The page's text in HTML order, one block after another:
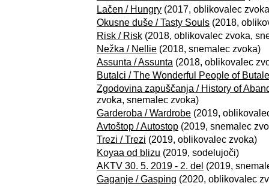
Lačen / Hungry (2017, oblikovalec
Okusne duše / Tasty Souls (2018,
Risk / Risk (2018, oblikovalec zvoka,
Nežka / Nellie (2018, snemalec zvoka)
Assunta / Assunta (2018, oblikovalec
Butalci / The Wonderful People of Butale
Zgodovina zapuščanja / History of
zvoka, snemalec zvoka)
Garderoba / Wardrobe (2019,
Avtoštop / Autostop (2019, snemalec
Trezi / Trezi (2019, oblikovalec zvoka)
Koyaa od blizu (2019, sodelujoči)
AKTV 30. 5. 2019 - 2. del (2019,
Gaganje / Gasping (2020, oblikovalec